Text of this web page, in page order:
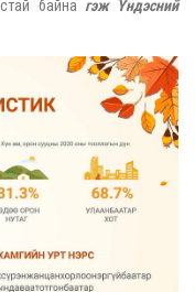
байна гэж Үндэсний